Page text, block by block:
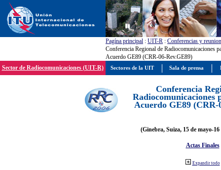
Pagína principal : UIT-R : Conferencias y
Conferencia Regional de Radiocomunicaciones
Acuerdo GE89 (CRR-06-Rev.GE89)
Sector de Radiocomunicaciones (UIT-R)
Conferencia
Radiocomunicaciones
Acuerdo GE89 (CRR-
(Ginebra, Suiza, 15 de mayo-
Actas Finales
Expandir todo
Sectores de la UIT Sala de prensa